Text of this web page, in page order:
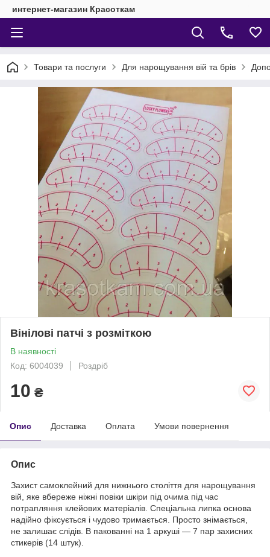
интернет-магазин Красоткам
Товари та послуги Для нарощування вій та брів
Вінілові патчі з розміткою
В наявності
Код: 6004039
Роздріб
10 ₴
Опис Доставка Оплата Умови повернення
Опис
Захист самоклейний для нижнього століття для нарощування
вій, яке вбереже ніжні повіки шкіри під очима під час
потрапляння клейових матеріалів. Спеціальна липка основа
надійно фіксується і чудово тримається. Просто знімається,
не залишає слідів. В пакованні на 1 аркуші — 7 пар захисних
стикерів (14 штук).